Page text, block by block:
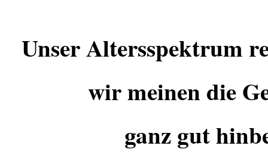
Unser Altersspektrum
wir meinen die
ganz gut